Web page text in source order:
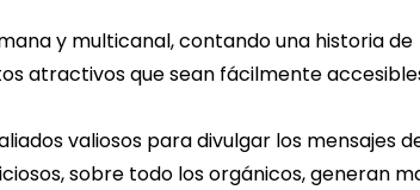
y multicanal, contando una historia de
atractivos que sean fácilmente
valiosos para divulgar los mensajes
sobre todo los orgánicos, generan